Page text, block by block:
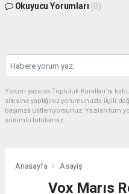
Okuyucu Yorumları (0)
Yorum yazarak Topluluk Kuralları’nı
sitesine yaptığınız yorumunuzla ilgili
başınıza üstleniyorsunuz. Yazılan
sorumlu tutulamaz.
Anasayfa Asayiş
Vox Marıs